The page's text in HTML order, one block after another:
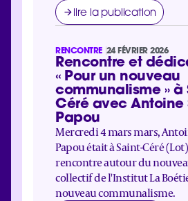
lire la publication
RENCONTRE 24 FÉVRIER 2026
Rencontre et
« Pour un nouveau
communalisme » à
Céré avec Antoine
Papou
Mercredi 4 mars mars,
Papou était à Saint-Céré
rencontre autour du
collectif de l'Institut La
nouveau communalisme.